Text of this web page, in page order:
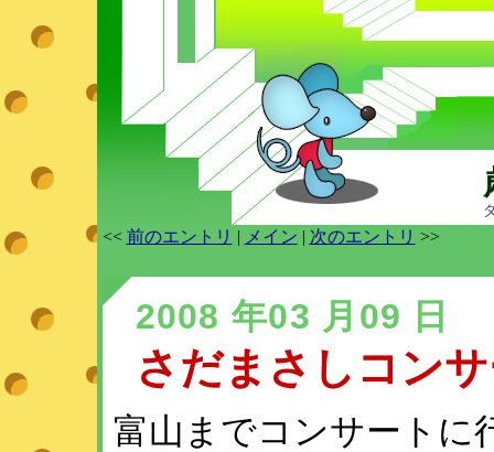
<< 前のエントリ | メイン | 次のエントリ >>
2008 年03 月09 日
さだまさしコン
富山までコンサート